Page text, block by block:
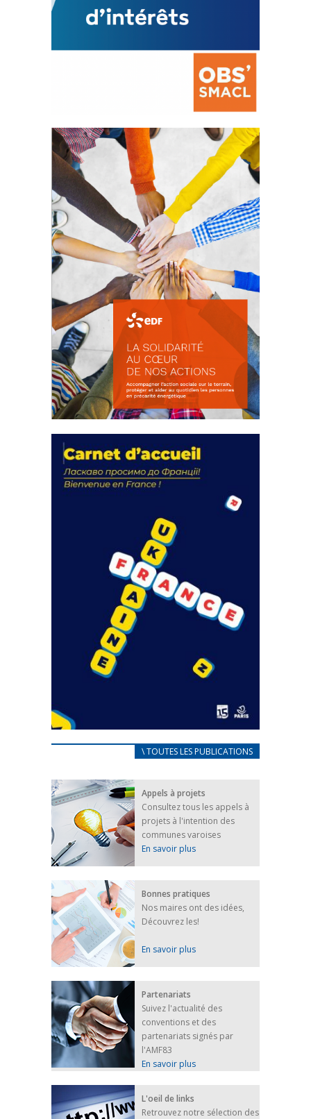
La prévention des conflits
d’intérêts
18 septembre 2023
FEUILLETER
actions
18 septembre 2023
FEUILLETER
CARNET D’ACCUEIL
25 avril 2022
Afin d’accompagner au mieux les réfugiés
ukrainiens arrivés en France,...
FEUILLETER
\ TOUTES LES PUBLICATIONS
Appels à projets
Consultez tous les appels à
projets à l'intention des
communes varoises
En savoir plus
Bonnes pratiques
Nos maires ont des idées,
Découvrez les!
En savoir plus
Partenariats
Suivez l'actualité des
conventions et des
partenariats signés par
l'AMF83
En savoir plus
L'oeil de links
Retrouvez notre sélection des